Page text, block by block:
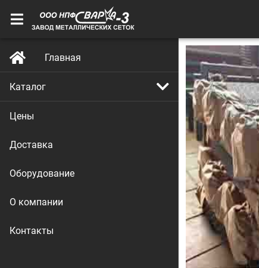
Главная
Каталог
Цены
Доставка
Оборудование
О компании
Контакты